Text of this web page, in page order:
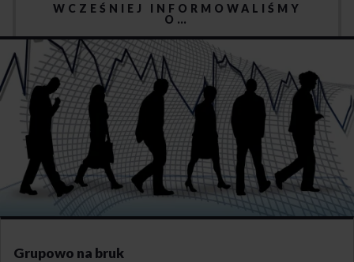
WCZEŚNIEJ INFORMOWALIŚMY
O…
Grupowo na bruk